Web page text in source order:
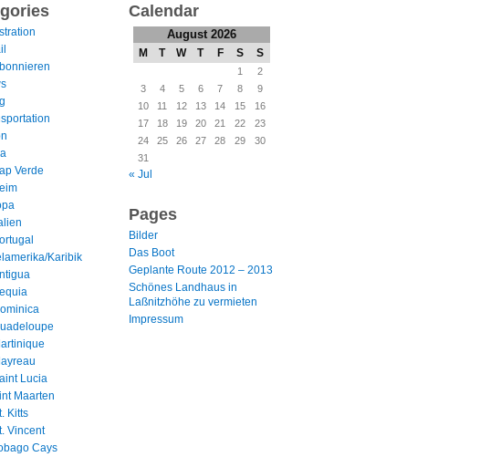
Verde
Karibik
Lucia
Maarten
Kitts
Vincent
Cays
Calendar
August 2026
M T W T F S S
1
2
3
4 5 6 7 8
9
10
11 12 13 14 15
16
17
18 19 20 21 22
23
24
25 26 27 28 29
30
31
« Jul
Pages
Bilder
Das Boot
Geplante Route 2012 – 2013
Schönes Landhaus in
Laßnitzhöhe zu vermieten
Impressum